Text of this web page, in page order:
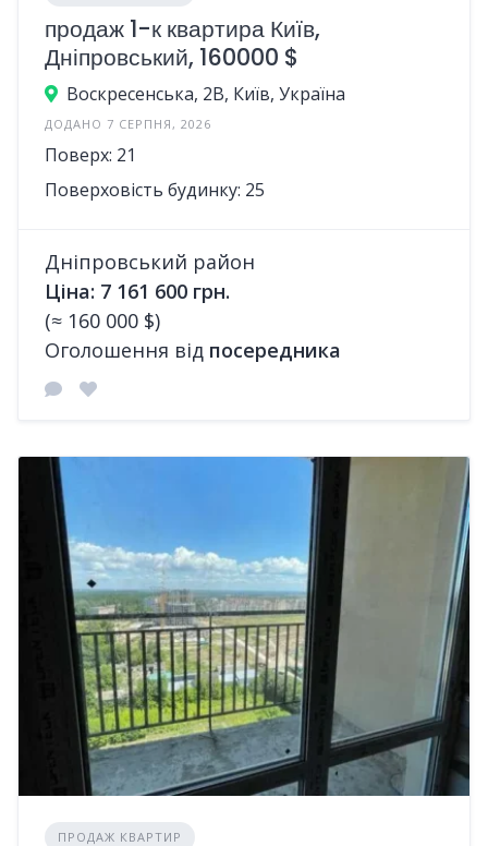
продаж 1-к квартира Київ,
Дніпровський, 160000 $
Воскресенська, 2В, Київ, Україна
ДОДАНО 7 СЕРПНЯ, 2026
Поверх: 21
Поверховість будинку: 25
Дніпровський район
Ціна: 7 161 600 грн.
(≈ 160 000 $)
Оголошення від посередника
ПРОДАЖ КВАРТИР